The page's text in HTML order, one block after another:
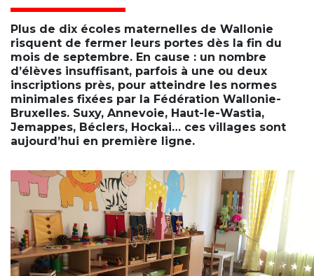
Plus de dix écoles maternelles de Wallonie
risquent de fermer leurs portes dès la fin du
mois de septembre. En cause : un nombre
d’élèves insuffisant, parfois à une ou deux
inscriptions près, pour atteindre les normes
minimales fixées par la Fédération Wallonie-
Bruxelles. Suxy, Annevoie, Haut-le-Wastia,
Jemappes, Béclers, Hockai… ces villages sont
aujourd’hui en première ligne.